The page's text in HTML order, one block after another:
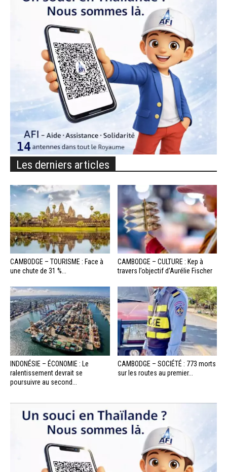
Les derniers articles
CAMBODGE – TOURISME : Face à
une chute de 31 %...
CAMBODGE – CULTURE : Kep à
travers l’objectif d’Aurélie Fischer
INDONÉSIE – ÉCONOMIE : Le
ralentissement devrait se
poursuivre au second...
CAMBODGE – SOCIÉTÉ : 773 morts
sur les routes au premier...